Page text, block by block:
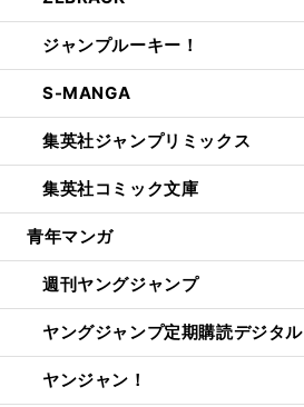
ジャンプルーキー！
S-MANGA
集英社ジャンプリミックス
集英社コミック文庫
青年マンガ
週刊ヤングジャンプ
ヤングジャンプ定期購読デジタル
ヤンジャン！